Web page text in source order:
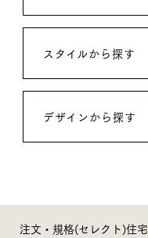
スタイルから探す
デザインから探す
注文・規格(セレクト)住宅